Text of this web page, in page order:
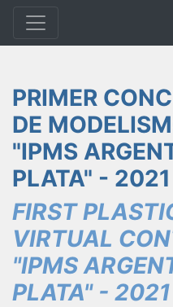
PRIMER
DE
"IPMS
PLATA" - 2021
FIRST
VIRTUAL
"IPMS
PLATA" - 2021